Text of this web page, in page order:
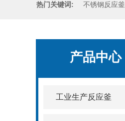
热门关键词: 不锈钢反应釜
产品中心
工业生产反应釜